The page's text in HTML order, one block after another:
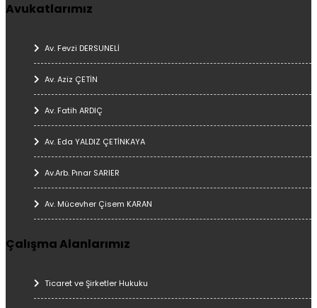
Avukatlarımız
Av. Fevzi DERSUNELİ
Av. Aziz ÇETİN
Av. Fatih ARDIÇ
Av. Eda YALDIZ ÇETİNKAYA
Av.Arb. Pınar SARIER
Av. Mücevher Çisem KARAN
Çalışma Alanlarımız
Ticaret ve Şirketler Hukuku